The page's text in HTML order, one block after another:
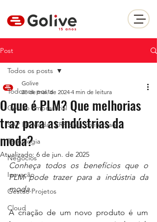
Post
Todos os posts
Gestão Empresarial
SAP B1 Moda | ERP para confecçao
Tecnologia
Negócios
Inovação
Gestão Projetos
Cloud
Todos os posts
O que é PLM? Que melhorias
traz para as indústrias da
moda?
Golive
28 de mai. de 2024 4 min de leitura
Atualizado: 6 de jun. de 2025
Conheça todos os benefícios que o
PLM pode trazer para a indústria da
moda.
A criação de um novo produto é um